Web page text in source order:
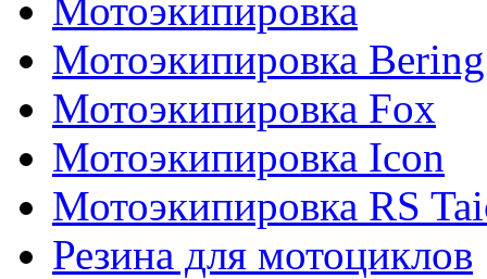
Мотоэкипировка
Мотоэкипировка Bering
Мотоэкипировка Fox
Мотоэкипировка Icon
Мотоэкипировка RS
Резина для мотоциклов